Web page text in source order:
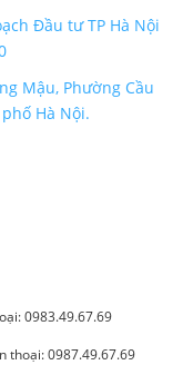
Đầu tư TP Hà Nội
Mậu, Phường Cầu
Hà Nội.
0983.49.67.69
thoại: 0987.49.67.69